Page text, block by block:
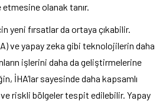
olanak tanır.
yeni fırsatlar da ortaya çıkabilir.
ve yapay zeka gibi teknolojilerin daha
işlerini daha da geliştirmelerine
İHA’lar sayesinde daha kapsamlı
riskli bölgeler tespit edilebilir. Yapay